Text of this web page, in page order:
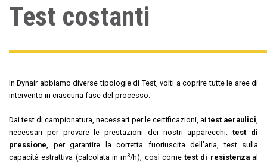
Test costanti
In Dynair abbiamo diverse tipologie di Test, volti a coprire tutte le aree di
intervento in ciascuna fase del processo:
Dai test di campionatura, necessari per le certificazioni, ai test aeraulici,
necessari per provare le prestazioni dei nostri apparecchi:test di
pressione, per garantire la corretta fuoriuscita dell’aria, test sulla
capacità estrattiva (calcolata in m3/h), così cometest di resistenzaal